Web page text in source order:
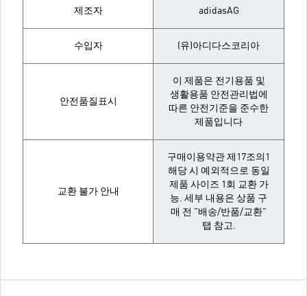
제조자 adidasAG
수입자 (유)아디다스코리아
안전품질표시
이 제품은 전기용품 및
생활용품 안전관리법에
따른 안전기준을 준수한
제품입니다
교환 불가 안내
구매이용약관 제17조의1
해당 시 예외적으로 동일
제품 사이즈 1회 교환 가
능. 세부 내용은 상품 구
매 전 "배송/반품/교환"
탭 참고.